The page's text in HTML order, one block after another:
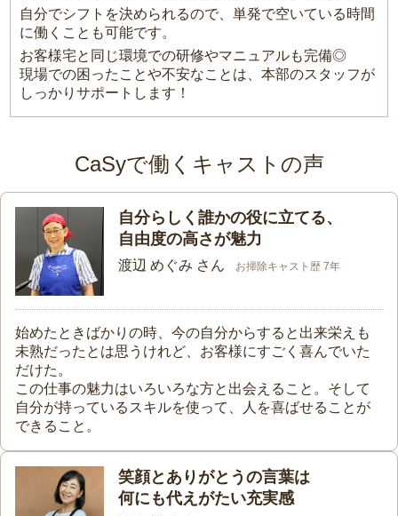
自分でシフトを決められるので、単発で空いている時間
に働くことも可能です。
お客様宅と同じ環境での研修やマニュアルも完備◎
現場での困ったことや不安なことは、本部のスタッフが
しっかりサポートします！
CaSyで働くキャストの声
自分らしく誰かの役に立てる、
自由度の高さが魅力
渡辺 めぐみ さん お掃除キャスト歴 7年
始めたときばかりの時、今の自分からすると出来栄えも
未熟だったとは思うけれど、お客様にすごく喜んでいた
だけた。
この仕事の魅力はいろいろな方と出会えること。そして
自分が持っているスキルを使って、人を喜ばせることが
できること。
笑顔とありがとうの言葉は
何にも代えがたい充実感